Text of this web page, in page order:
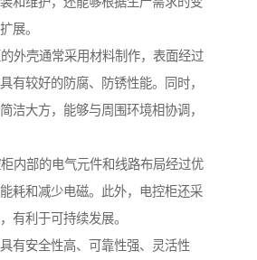
展。
外壳通常采用材料制作，表面经过
有较好的防腐、防锈性能。同时，
洁大方，能够与周围环境相协调，
内部的电气元件和线路布局经过优
耗和减少电磁。此外，电控柜还采
有利于可持续发展。
有安全性高、可靠性强、灵活性